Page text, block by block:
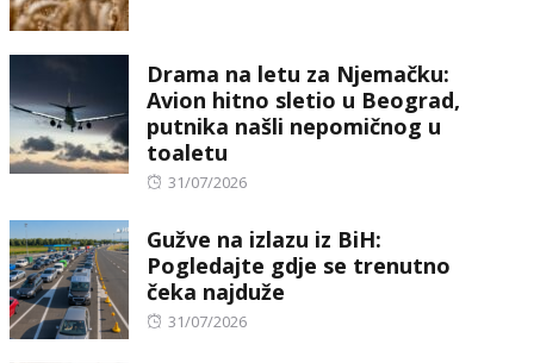
Drama na letu za Njemačku:
Avion hitno sletio u Beograd,
putnika našli nepomičnog u
toaletu
Posted
31/07/2026
Gužve na izlazu iz BiH:
Pogledajte gdje se trenutno
čeka najduže
Posted
31/07/2026